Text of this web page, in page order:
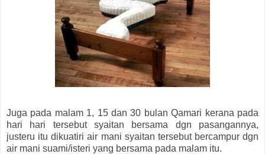
Juga pada malam 1, 15 dan 30 bulan Qamari kerana pada
hari hari tersebut syaitan bersama dgn pasangannya,
justeru itu dikuatiri air mani syaitan tersebut bercampur dgn
air mani suami/isteri yang bersama pada malam itu.